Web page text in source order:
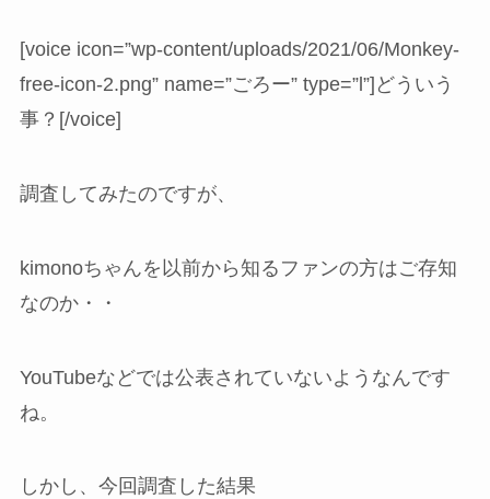
[voice icon=”wp-content/uploads/2021/06/Monkey-
free-icon-2.png” name=”ごろー” type=”l”]どういう
事？[/voice]
調査してみたのですが、
kimonoちゃんを以前から知るファンの方はご存知
なのか・・
YouTubeなどでは公表されていないようなんです
ね。
しかし、今回調査した結果